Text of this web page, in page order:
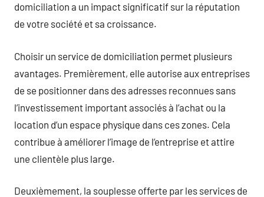
domiciliation a un impact significatif sur la réputation
de votre société et sa croissance.
Choisir un service de domiciliation permet plusieurs
avantages. Premièrement, elle autorise aux entreprises
de se positionner dans des adresses reconnues sans
l’investissement important associés à l’achat ou la
location d’un espace physique dans ces zones. Cela
contribue à améliorer l’image de l’entreprise et attire
une clientèle plus large.
Deuxièmement, la souplesse offerte par les services de